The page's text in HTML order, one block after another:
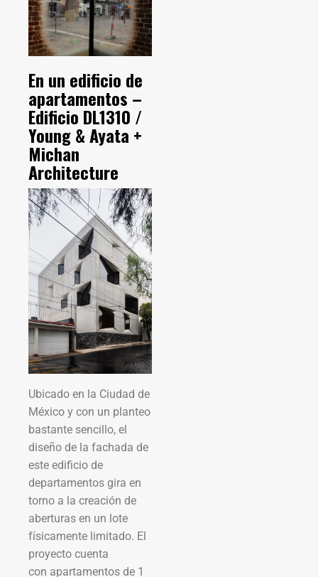
En un edificio de
apartamentos –
Edificio DL1310 /
Young & Ayata +
Michan
Architecture
Ubicado en la Ciudad de
México y con un planteo
bastante sencillo, el
diseño de la fachada de
este edificio de
departamentos gira en
torno a la creación de
aberturas en un lote
físicamente limitado. El
proyecto cuenta
con apartamentos de 1